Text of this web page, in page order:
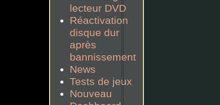
lecteur DVD
Réactivation
disque dur
après
bannissement
News
Tests de jeux
Nouveau